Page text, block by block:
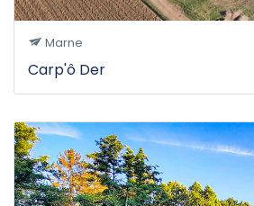
Marne
Carp'ô Der